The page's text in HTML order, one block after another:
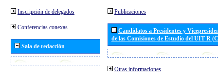
Inscripción de delegados
Conferencias conexas
Sala de redacción
Publicaciones
Candidatos a Presidentes y
de las Comisiones de Estudio del UIT R
Otras informaciones